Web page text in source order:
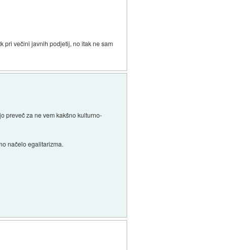
pri večini javnih podjetij, no itak ne sam
preveč za ne vem kakšno kulturno-
načelo egalitarizma.